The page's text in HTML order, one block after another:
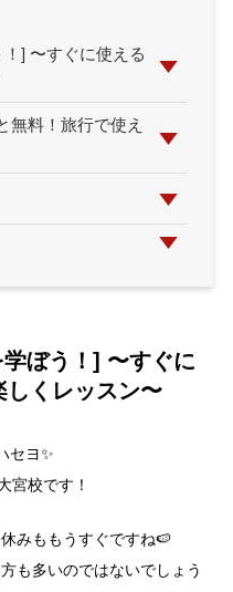
] 〜すぐに使える
無料！旅行で使え
ぼう！] 〜すぐに
しくレッスン〜
セヨ✨
宮校です！
みももうすぐですね🍉
も多いのではないでしょう